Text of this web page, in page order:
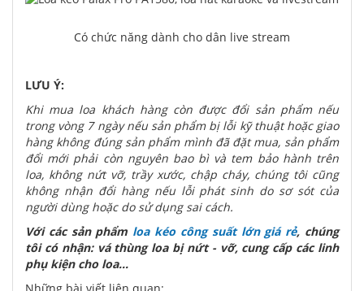
Có chức năng dành cho dân live stream
LƯU Ý:
Khi mua loa khách hàng còn được đổi sản phẩm nếu
trong vòng 7 ngày nếu sản phẩm bị lỗi kỹ thuật hoặc giao
hàng không đúng sản phẩm mình đã đặt mua, sản phẩm
đổi mới phải còn nguyên bao bì và tem bảo hành trên
loa, không nứt vỡ, trầy xước, chập cháy, chúng tôi cũng
không nhận đổi hàng nếu lỗi phát sinh do sơ sót của
người dùng hoặc do sử dụng sai cách.
Với các sản phẩm loa kéo công suất lớn giá rẻ, chúng
tôi có nhận: vá thùng loa bị nứt - vỡ, cung cấp các linh
phụ kiện cho loa...